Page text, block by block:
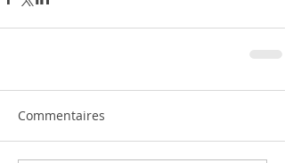
Commentaires